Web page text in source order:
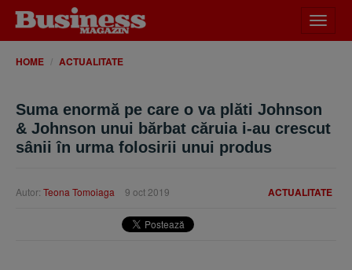
meniu
HOME ACTUALITATE
Suma enormă pe care o va plăti Johnson
& Johnson unui bărbat căruia i-au crescut
sânii în urma folosirii unui produs
ACTUALITATE
Autor: Teona Tomoiaga 9 oct 2019